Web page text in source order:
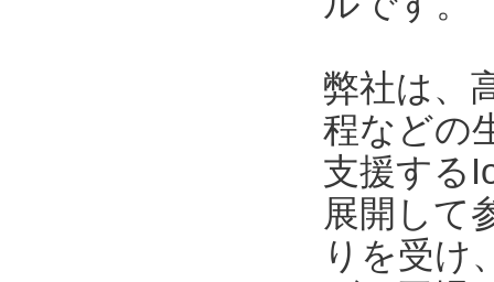
弊社は、
程などの
支援する
展開して
りを受け